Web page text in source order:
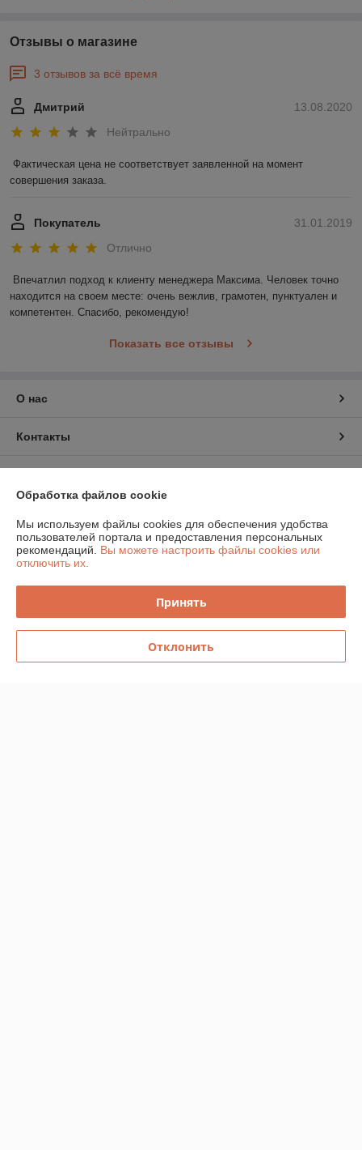
Отзывы о магазине
3 отзывов за всё время
13.08.2020
Дмитрий
Нейтрально
Фактическая цена не соответствует заявленной на момент
совершения заказа.
31.01.2019
Покупатель
Отлично
Впечатлил подход к клиенту менеджера Максима. Человек точно
находится на своем месте: очень вежлив, грамотен, пунктуален и
компетентен. Спасибо, рекомендую!
Показать все отзывы
О нас
Контакты
Полная версия сайта
Политика обработки cookies
Обработка файлов cookie
Мы используем файлы cookies для обеспечения удобства
пользователей портала и предоставления персональных
рекомендаций. Вы можете настроить файлы cookies или
отключить их.
Принять
Отклонить